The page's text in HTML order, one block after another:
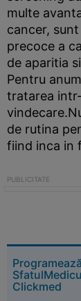
multe
cancer,
precoce a
de aparitia
Pentru
tratarea
de rutina
fiind inca in
Clickmed